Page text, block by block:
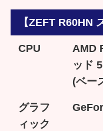
【ZEFT R60HN
CPU
AMD
ッド
(ベー
グラフ
ィック